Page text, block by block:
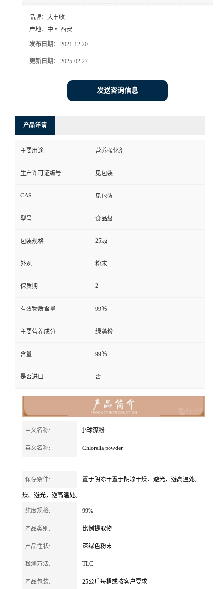
品牌： 大丰收
产地： 中国 西安
发布日期： 2021-12-20
更新日期： 2025-02-27
发送咨询信息
产品详请
主要用途 营养强化剂
生产许可证编号 见包装
CAS 见包装
型号 食品级
包装规格 25kg
外观 粉末
保质期 2
有效物质含量 99％
主要营养成分 绿藻粉
含量 99％
是否进口 否
中文名称: 小球藻粉
英文名称: Chlorella powder
保存条件: 置于阴凉干置于阴凉干燥、避光，避高温处。
燥、避光，避高温处。
纯度规格: 99%
产品类别: 比例提取物
产品性状: 深绿色粉末
检测方法: TLC
产品包装: 25公斤每桶或按客户要求